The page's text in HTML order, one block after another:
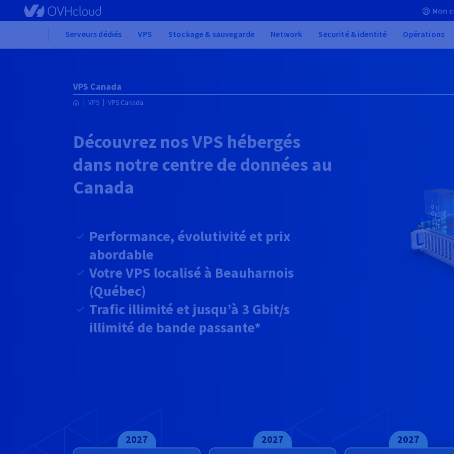
Skip to main content Mon
Serveurs dédiés VPS Stockage & sauvegarde Network Securité & identité Opérations
VPS Canada
VPS VPS Canada
Découvrez nos VPS hébergés
dans notre centre de données au
Canada
Performance, évolutivité et prix
abordable
Votre VPS localisé à Beauharnois
(Québec)
Trafic illimité et jusqu’à 3 Gbit/s
illimité de bande passante*
2027 2027 2027